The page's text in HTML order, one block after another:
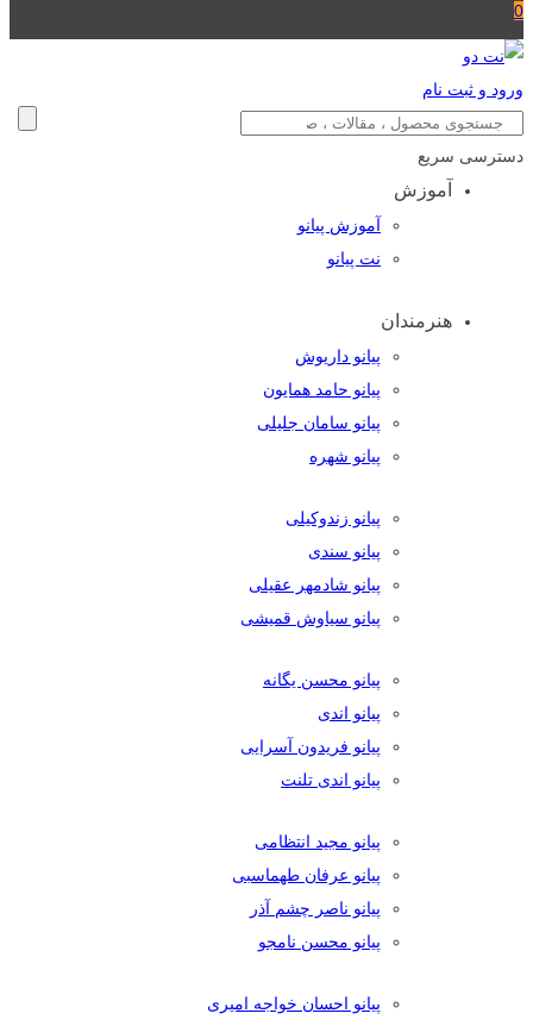
0
ورود و ثبت نام
دسترسی سریع
آموزش
آموزش پیانو
نت پیانو
هنرمندان
پیانو داریوش
پیانو حامد همایون
پیانو سامان جلیلی
پیانو شهره
پیانو زندوکیلی
پیانو سندی
پیانو شادمهر عقیلی
پیانو سیاوش قمیشی
پیانو محسن یگانه
پیانو اندی
پیانو فریدون آسرایی
پیانو اندی تلنت
پیانو مجید انتظامی
پیانو عرفان طهماسبی
پیانو ناصر چشم آذر
پیانو محسن نامجو
پیانو احسان خواجه امیری